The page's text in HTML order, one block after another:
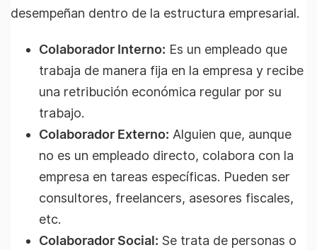
desempeñan dentro de la estructura empresarial.
Colaborador Interno: Es un empleado que
trabaja de manera fija en la empresa y recibe
una retribución económica regular por su
trabajo.
Colaborador Externo: Alguien que, aunque
no es un empleado directo, colabora con la
empresa en tareas específicas. Pueden ser
consultores, freelancers, asesores fiscales,
etc.
Colaborador Social: Se trata de personas o